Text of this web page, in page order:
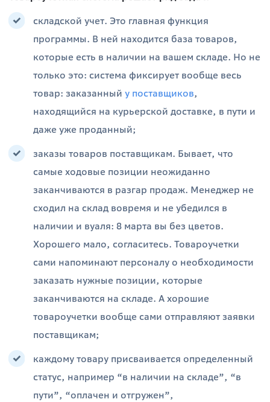
складской учет. Это главная функция
программы. В ней находится база товаров,
которые есть в наличии на вашем складе. Но не
только это: система фиксирует вообще весь
товар: заказанный у поставщиков,
находящийся на курьерской доставке, в пути и
даже уже проданный;
заказы товаров поставщикам. Бывает, что
самые ходовые позиции неожиданно
заканчиваются в разгар продаж. Менеджер не
сходил на склад вовремя и не убедился в
наличии и вуаля: 8 марта вы без цветов.
Хорошего мало, согласитесь. Товароучетки
сами напоминают персоналу о необходимости
заказать нужные позиции, которые
заканчиваются на складе. А хорошие
товароучетки вообще сами отправляют заявки
поставщикам;
каждому товару присваивается определенный
статус, например “в наличии на складе”, “в
пути”, “оплачен и отгружен”,